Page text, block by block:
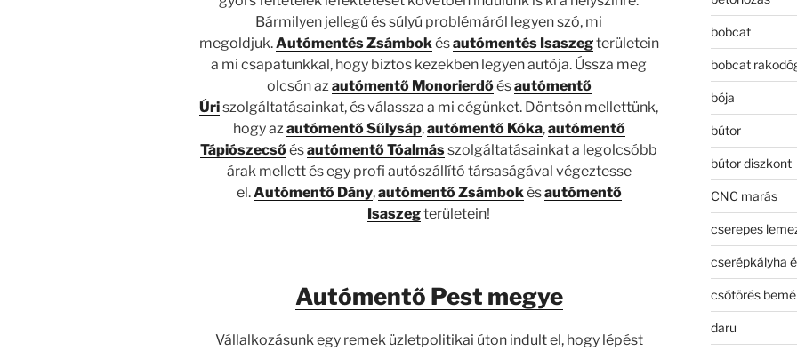
Bármilyen jellegű és súlyú problémáról legyen szó, mi
megoldjuk.Autómentés Zsámbok ésautómentés Isaszegterületein
a mi csapatunkkal, hogy biztos kezekben legyen autója. Ússza meg
olcsón az autómentő Monorierdőésautómentő
Úriszolgáltatásainkat, és válassza a mi cégünket. Döntsön mellettünk,
hogy az autómentő Sűlysáp,autómentő Kóka,autómentő
Tápiószecsőésautómentő Tóalmásszolgáltatásainkat a legolcsóbb
árak mellett és egy profi autószállító társaságával végeztesse
el.Autómentő Dány,autómentő Zsámbok ésautómentő
Isaszegterületein!
Autómentő Pest megye
Vállalkozásunk egy remek üzletpolitikai úton indult el, hogy lépést
bobcat
bobcat
bója
bútor
bútor diszkont
CNC marás
cserepes
cserépkályha
csőtörés
daru